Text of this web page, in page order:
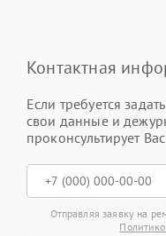
Контактная
Если требуется
свои данные и
проконсультирует
Отправляя заявку на